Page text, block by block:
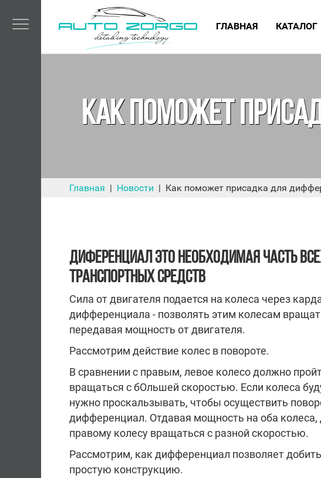
ГЛАВНАЯ КАТАЛОГ
КАК ПОМОЖЕТ
Главная Новости Как поможет присадка для
ДИФЕРЕНЦИАЛ ЭТО НЕОБХОДИМАЯ ЧАСТЬ
ТРАНСПОРТНЫХ СРЕДСТВ
Сила от двигателя подается на колеса через
дифференциала - позволять этим колесам
передавая мощность от двигателя.
Рассмотрим действие колес в повороте.
В сравнении с правым, левое колесо должно
вращаться с бОльшей скоростью. Если колеса
нужно проскальзывать, чтобы осуществить
дифференциал. Отдавая мощность на оба
правому колесу вращаться с разной скоростью.
Рассмотрим, как дифференциал позволяет
простую конструкцию.